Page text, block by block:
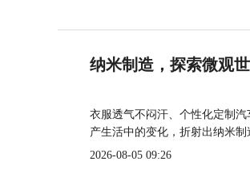
纳米制造，探索微观
衣服透气不闷汗、个性化定制
产生活中的变化，折射出纳米制
2026-08-05 09:26